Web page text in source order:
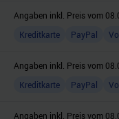
Angaben inkl. Preis vom
Kreditkarte
PayPal
Angaben inkl. Preis vom
Kreditkarte
PayPal
Angaben inkl. Preis vom